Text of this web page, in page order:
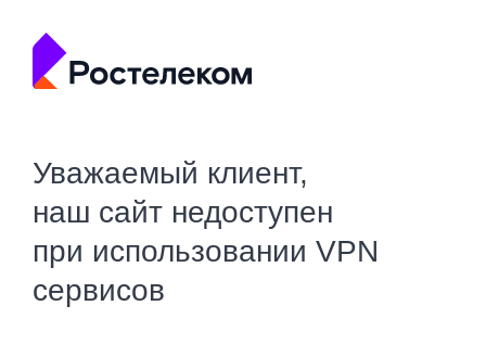
Уважаемый клиент,
наш сайт недоступен
при использовании VPN
сервисов